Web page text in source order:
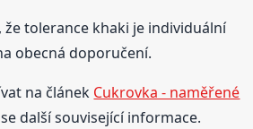
že tolerance khaki je individuální
obecná doporučení.
na článek Cukrovka - naměřené
další související informace.